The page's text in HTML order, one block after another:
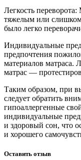
Легкость
тяжелым или
было легко
Индивидуальные
предпочтения
материалов матраса.
матрас —
Таким образом, при
следует обратить
гипоаллергенные
индивидуальные
и здоровый сон, что
и хорошего
Оставить отзыв